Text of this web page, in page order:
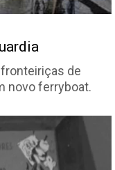
de
novo ferryboat.